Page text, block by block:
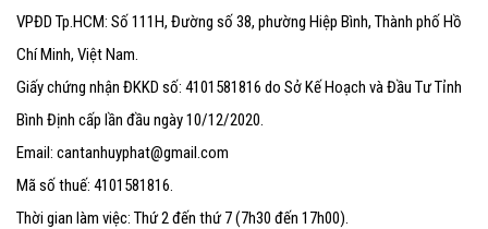
VPĐD Tp.HCM: Số 111H, Đường số 38, phường Hiệp Bình, Thành phố Hồ
Chí Minh, Việt Nam.
Giấy chứng nhận ĐKKD số: 4101581816 do Sở Kế Hoạch và Đầu Tư Tỉnh
Bình Định cấp lần đầu ngày 10/12/2020.
Email: cantanhuyphat@gmail.com
Mã số thuế: 4101581816.
Thời gian làm việc: Thứ 2 đến thứ 7 (7h30 đến 17h00).